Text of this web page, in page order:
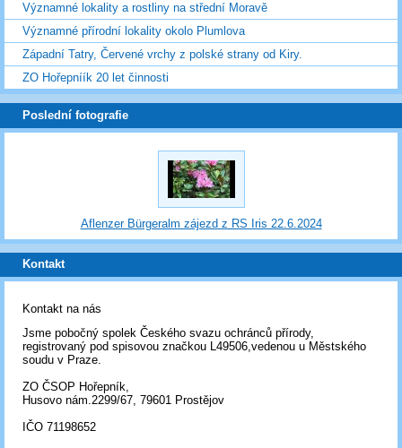
Významné lokality a rostliny na střední Moravě
Významné přírodní lokality okolo Plumlova
Západní Tatry, Červené vrchy z polské strany od Kiry.
ZO Hořepníík 20 let činnosti
Poslední fotografie
Aflenzer Bürgeralm zájezd z RS Iris 22.6.2024
Kontakt
Kontakt na nás
Jsme pobočný spolek Českého svazu ochránců přírody,
registrovaný pod spisovou značkou L49506,vedenou u Městského
soudu v Praze.
ZO ČSOP Hořepník,
Husovo nám.2299/67, 79601 Prostějov
IČO 71198652